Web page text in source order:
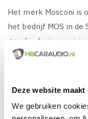
Deze website
We gebruiken
Het merk Mosconi is
het bedrijf MOS in de
geschiedenis ervan
Ivan Mosconi,
2009, is de eerste